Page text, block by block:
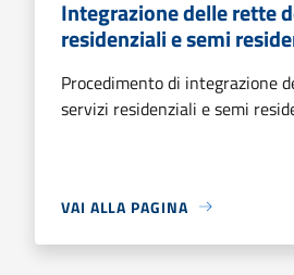
Integrazione delle rette
residenziali e semi
Procedimento di integrazione
servizi residenziali e semi
VAI ALLA PAGINA